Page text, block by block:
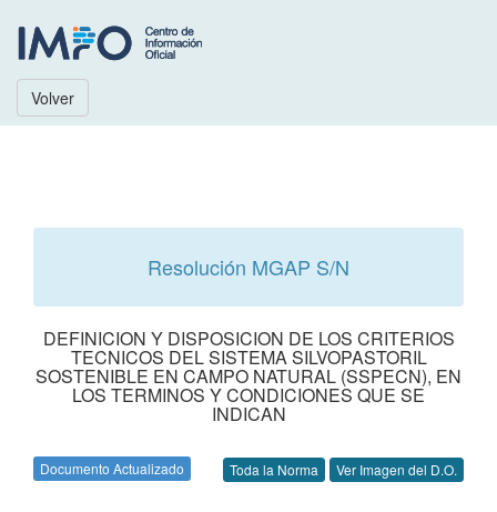
Volver
Resolución MGAP S/N
DEFINICION Y DISPOSICION DE LOS CRITERIOS
TECNICOS DEL SISTEMA SILVOPASTORIL
SOSTENIBLE EN CAMPO NATURAL (SSPECN), EN
LOS TERMINOS Y CONDICIONES QUE SE
INDICAN
Documento Actualizado Toda la Norma Ver Imagen del D.O.